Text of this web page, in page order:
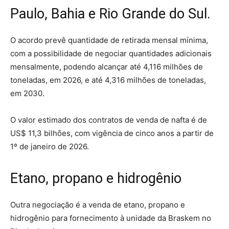
Paulo, Bahia e Rio Grande do Sul.
O acordo prevê quantidade de retirada mensal mínima,
com a possibilidade de negociar quantidades adicionais
mensalmente, podendo alcançar até 4,116 milhões de
toneladas, em 2026, e até 4,316 milhões de toneladas,
em 2030.
O valor estimado dos contratos de venda de nafta é de
US$ 11,3 bilhões, com vigência de cinco anos a partir de
1º de janeiro de 2026.
Etano, propano e hidrogênio
Outra negociação é a venda de etano, propano e
hidrogênio para fornecimento à unidade da Braskem no